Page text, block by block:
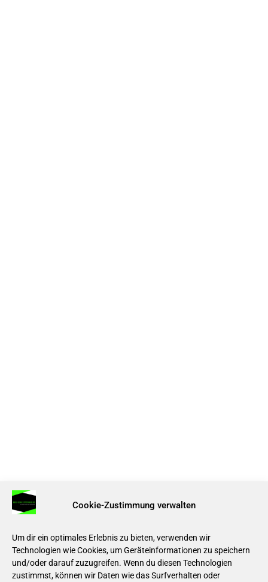
Cookie-Zustimmung verwalten
Um dir ein optimales Erlebnis zu bieten, verwenden wir
Technologien wie Cookies, um Geräteinformationen zu speichern
und/oder darauf zuzugreifen. Wenn du diesen Technologien
zustimmst, können wir Daten wie das Surfverhalten oder